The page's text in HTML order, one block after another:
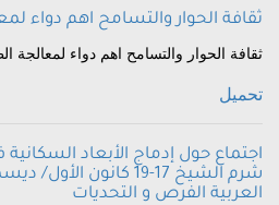
ثقافة الحوار والتسامح اهم دواء
ثقافة الحوار والتسامح اهم دواء لمعالجة
تحميل
اجتماع حول إدماج الأبعاد السكانية
العربية الفرص و التحديات